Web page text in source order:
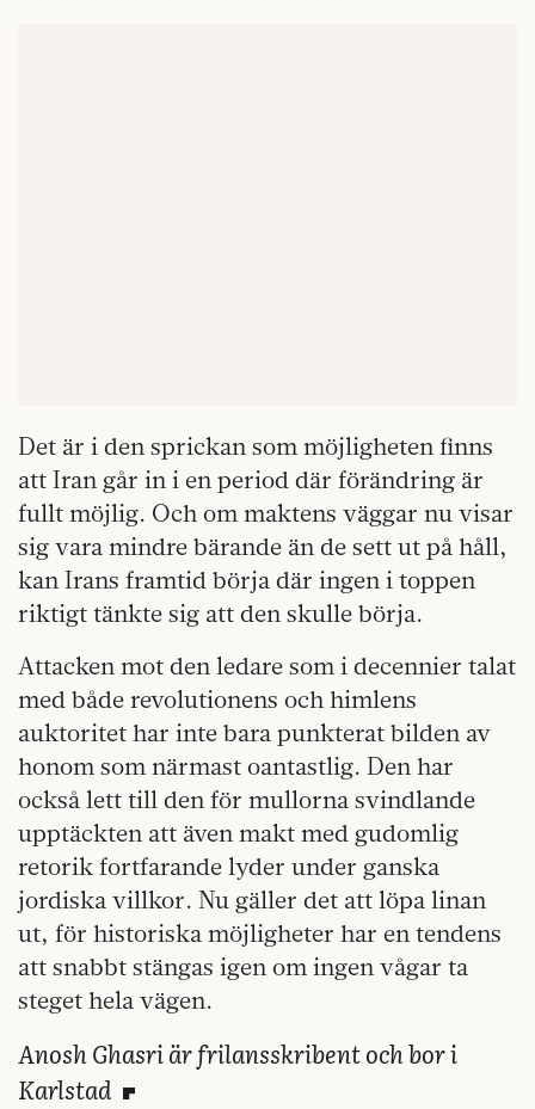
Det är i den sprickan som möjligheten finns
att Iran går in i en period där förändring är
fullt möjlig. Och om maktens väggar nu visar
sig vara mindre bärande än de sett ut på håll,
kan Irans framtid börja där ingen i toppen
riktigt tänkte sig att den skulle börja.
Attacken mot den ledare som i decennier talat
med både revolutionens och himlens
auktoritet har inte bara punkterat bilden av
honom som närmast oantastlig. Den har
också lett till den för mullorna svindlande
upptäckten att även makt med gudomlig
retorik fortfarande lyder under ganska
jordiska villkor. Nu gäller det att löpa linan
ut, för historiska möjligheter har en tendens
att snabbt stängas igen om ingen vågar ta
steget hela vägen.
Anosh Ghasri är frilansskribent och bor i
Karlstad